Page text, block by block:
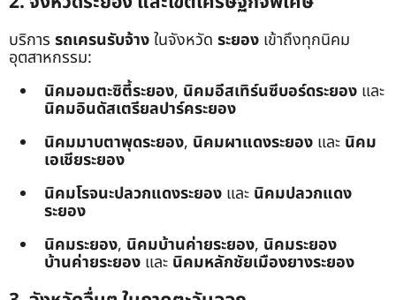
บริการ รถเครนรับจ้างในจังหวัด ระยอง เข้าถึงทุกนิคม
อุตสาหกรรม:
นิคมอมตะซิตี้ระยอง, นิคมอีสเทิร์นซีบอร์ดระยอง และ
นิคมอินดัสเตรียลปาร์คระยอง
นิคมมาบตาพุดระยอง, นิคมผาแดงระยอง และ นิคม
เอเชียระยอง
นิคมโรจนะปลวกแดงระยอง และ นิคมปลวกแดง
ระยอง
นิคมระยอง, นิคมบ้านค่ายระยอง, นิคมระยอง
บ้านค่ายระยอง และ นิคมหลักชัยเมืองยางระยอง